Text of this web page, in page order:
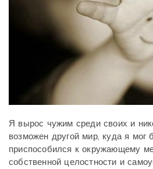
Я вырос чужим среди своих и
возможен другой мир, куда я мог
приспособился к окружающему
собственной целостности и